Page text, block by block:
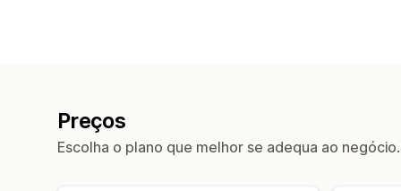
Preços
Escolha o plano que melhor se adequa ao negócio.